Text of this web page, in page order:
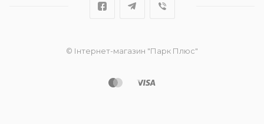
© Інтернет-магазин "Парк Плюс"